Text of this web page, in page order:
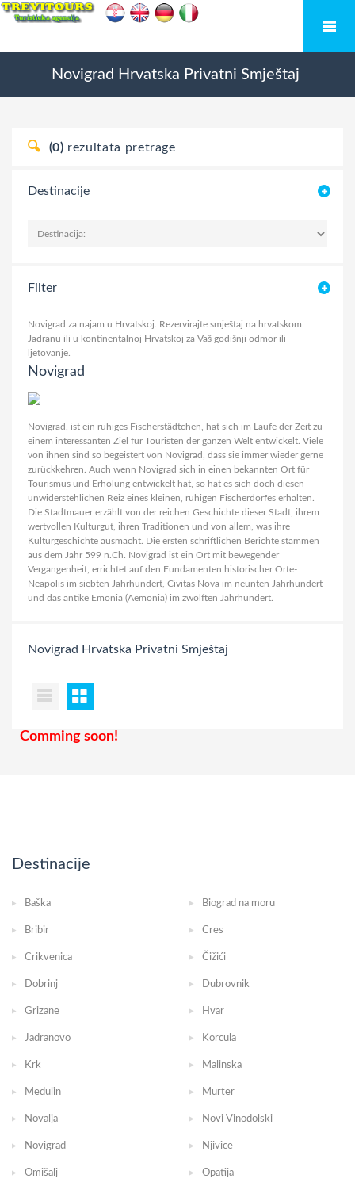
Novigrad Hrvatska Privatni Smještaj
(0) rezultata pretrage
Destinacije
Filter
Novigrad za najam u Hrvatskoj. Rezervirajte smještaj na hrvatskom
Jadranu ili u kontinentalnoj Hrvatskoj za Vaš godišnji odmor ili
ljetovanje.
Novigrad
Novigrad, ist ein ruhiges Fischerstädtchen, hat sich im Laufe der Zeit zu
einem interessanten Ziel für Touristen der ganzen Welt entwickelt. Viele
von ihnen sind so begeistert von Novigrad, dass sie immer wieder gerne
zurückkehren. Auch wenn Novigrad sich in einen bekannten Ort für
Tourismus und Erholung entwickelt hat, so hat es sich doch diesen
unwiderstehlichen Reiz eines kleinen, ruhigen Fischerdorfes erhalten.
Die Stadtmauer erzählt von der reichen Geschichte dieser Stadt, ihrem
wertvollen Kulturgut, ihren Traditionen und von allem, was ihre
Kulturgeschichte ausmacht. Die ersten schriftlichen Berichte stammen
aus dem Jahr 599 n.Ch. Novigrad ist ein Ort mit bewegender
Vergangenheit, errichtet auf den Fundamenten historischer Orte-
Neapolis im siebten Jahrhundert, Civitas Nova im neunten Jahrhundert
und das antike Emonia (Aemonia) im zwölften Jahrhundert.
Novigrad Hrvatska Privatni Smještaj
Comming soon!
Destinacije
Baška Biograd na moru
Bribir Cres
Crikvenica Čižići
Dobrinj Dubrovnik
Grizane Hvar
Jadranovo Korcula
Krk Malinska
Medulin Murter
Novalja Novi Vinodolski
Novigrad Njivice
Omišalj Opatija